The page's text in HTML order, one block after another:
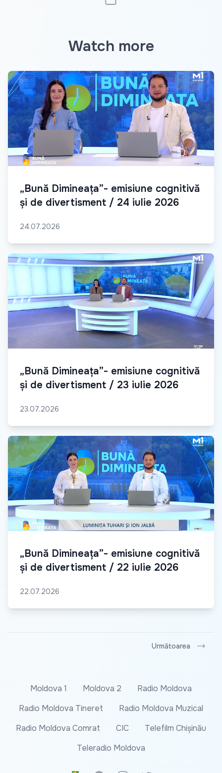
Watch more
„Bună Dimineața”- emisiune cognitivă
și de divertisment / 24 iulie 2026
24.07.2026
„Bună Dimineața”- emisiune cognitivă
și de divertisment / 23 iulie 2026
23.07.2026
„Bună Dimineața”- emisiune cognitivă
și de divertisment / 22 iulie 2026
22.07.2026
Următoarea
Moldova 1 Moldova 2
Radio Moldova
Radio Moldova Tineret
Radio Moldova Muzical
Radio Moldova Comrat
CIC
Telefilm Chișinău
Teleradio Moldova